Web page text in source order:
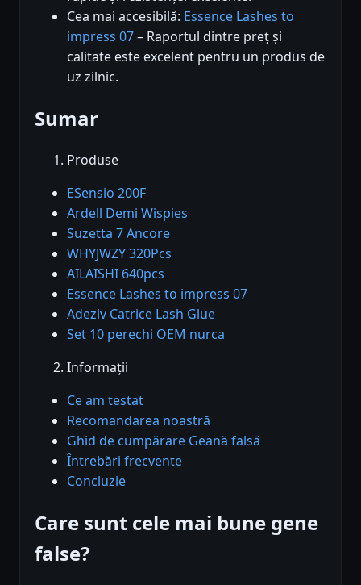
Cea mai accesibilă: Essence Lashes to
impress 07– Raportul dintre preț și
calitate este excelent pentru un produs de
uz zilnic.
Sumar
Produse
ESensio 200F
Ardell Demi Wispies
Suzetta 7 Ancore
WHYJWZY 320Pcs
AILAISHI 640pcs
Essence Lashes to impress 07
Adeziv Catrice Lash Glue
Set 10 perechi OEM nurca
Informații
Ce am testat
Recomandarea noastră
Ghid de cumpărare Geană falsă
Întrebări frecvente
Concluzie
Care sunt cele mai bune gene
false?